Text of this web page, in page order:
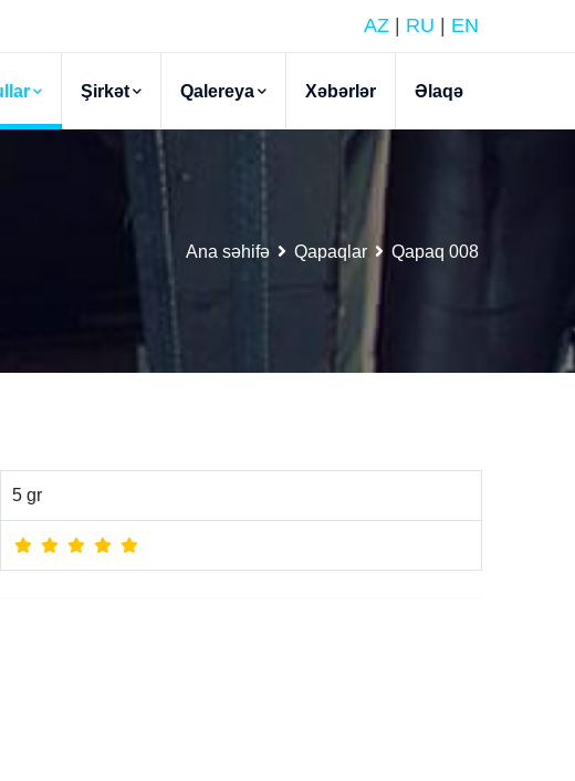
AZ RU EN
Şirkət Qalereya Xəbərlər Əlaqə
Ana səhifə Qapaqlar Qapaq 008
5 gr